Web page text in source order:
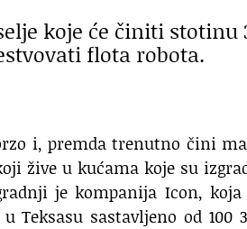
koje će činiti stotinu
flota robota.
i, premda trenutno čini
žive u kućama koje su
je kompanija Icon,
Teksasu sastavljeno od 100